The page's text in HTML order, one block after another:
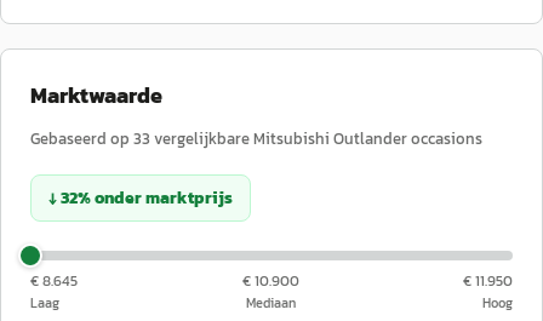
Marktwaarde
Gebaseerd op 33 vergelijkbareMitsubishi Outlanderoccasions
↓32%ondermarktprijs
€ 8.645
Laag
€ 10.900
Mediaan
€ 11.950
Hoog